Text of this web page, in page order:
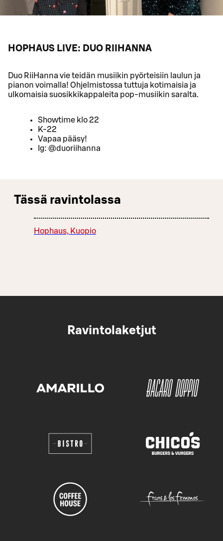
HOPHAUS LIVE: DUO RIIHANNA
Duo RiiHanna vie teidän musiikin pyörteisiin laulun ja
pianon voimalla! Ohjelmistossa tuttuja kotimaisia ja
ulkomaisia suosikkikappaleita pop-musiikin saralta.
Showtime klo 22
K-22
Vapaa pääsy!
Ig: @duoriihanna
Tässä ravintolassa
Hophaus, Kuopio
Ravintolaketjut